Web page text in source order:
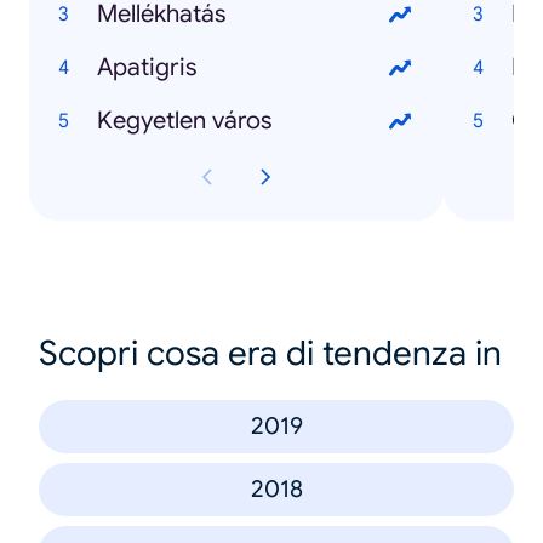
Mellékhatás
Apatigris
Kegyetlen város
Scopri cosa era di tendenza in
2019
2018